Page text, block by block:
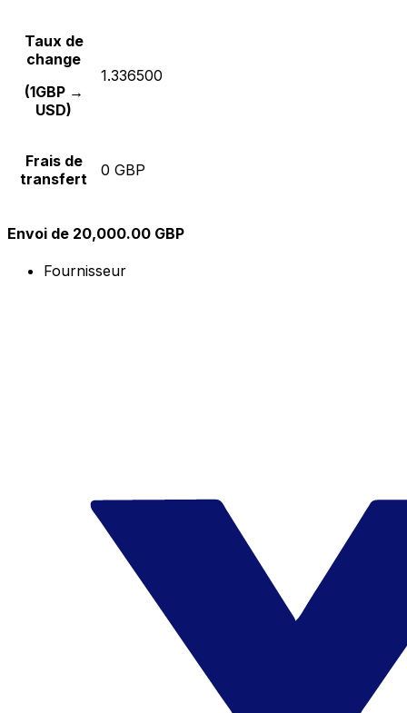
Taux de
change
(1GBP →
USD)
1.336500
Frais de
transfert
0 GBP
Envoi de 20,000.00 GBP
Fournisseur